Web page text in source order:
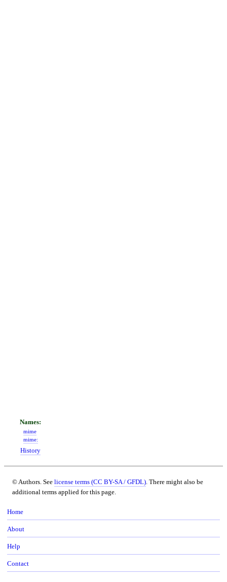
mime
mime:
History
© Authors. See license terms (CC BY-SA / GFDL) . There might also be
additional terms applied for this page.
Home
About
Help
Contact